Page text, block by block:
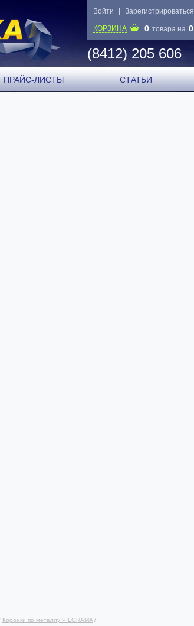
Войти Зарегистрироваться
КОРЗИНА 0 товара на 0
(8412) 205 606
ПРАЙС-ЛИСТЫ СТАТЬИ
Коронки по металлу PILORAMA /